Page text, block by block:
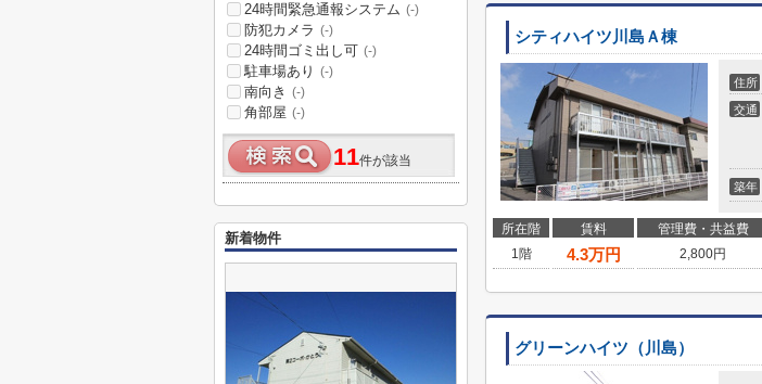
シティハイツ川島Ａ棟
住所
交通
築年
所在階 賃料 管理費・共益費
1階
4.3万円 2,800円
グリーンハイツ（川島）
24時間緊急通報システム (-)
防犯カメラ (-)
24時間ゴミ出し可 (-)
駐車場あり (-)
南向き (-)
角部屋 (-)
11件が該当
新着物件